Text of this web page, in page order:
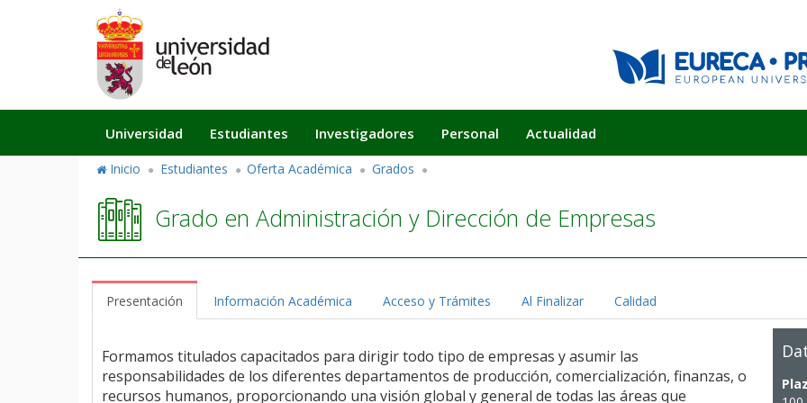
Navegación
principal
Universidad Estudiantes Investigadores Personal Actualidad
Inicio Estudiantes Oferta Académica Grados
Grado en Administración y Dirección de Empresas
Presentación Información Académica Acceso y Trámites Al Finalizar Calidad
Formamos titulados capacitados para dirigir todo tipo de empresas y asumir las
responsabilidades de los diferentes departamentos de producción, comercialización, finanzas, o
recursos humanos, proporcionando una visión global y general de todas las áreas que